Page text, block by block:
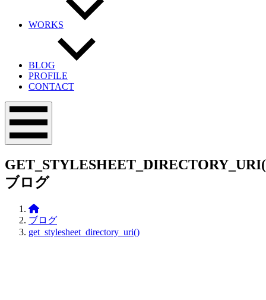
WORKS
BLOG
PROFILE
CONTACT
メ
ニ
ー
ブログ
Office01
ブログ
get_stylesheet_directory_uri()